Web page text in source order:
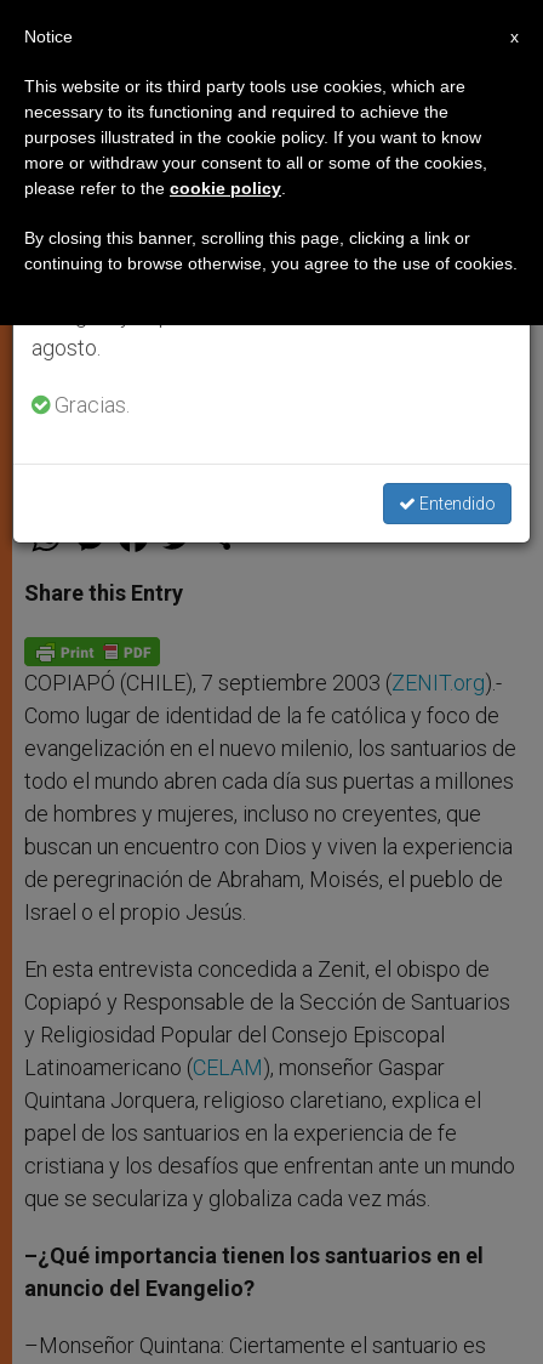
Los santuarios, centros de
evangelización en la era de las
nuevas tecnologías
Entrevista con el presidente de la
América
ZENIT STAFF
IGLESIA
h
t
s
p
p
e
s
e
g
e
r
a
e
b
o
k
w h
Share this Entry
COPIAPÓ (CHILE), 7 septiembre 2003 (ZENIT.org).-
Como lugar de identidad de la fe católica y foco de
evangelización en el nuevo milenio, los santuarios de
todo el mundo abren cada día sus puertas a millones
de hombres y mujeres, incluso no creyentes, que
buscan un encuentro con Dios y viven la experiencia
de peregrinación de Abraham, Moisés, el pueblo de
Israel o el propio Jesús.
En esta entrevista concedida a Zenit, el obispo de
Copiapó y Responsable de la Sección de Santuarios
y Religiosidad Popular del Consejo Episcopal
Latinoamericano (CELAM), monseñor Gaspar
Quintana Jorquera, religioso claretiano, explica el
papel de los santuarios en la experiencia de fe
cristiana y los desafíos que enfrentan ante un mundo
que se seculariza y globaliza cada vez más.
–¿Qué importancia tienen los santuarios en el
anuncio del Evangelio?
–Monseñor Quintana: Ciertamente el santuario es
×
Aviso importante
Del 27 de julio al 7 de agosto haremos la pausa
anual, aprovechando que en el periodo de verano
se generan menos informaciones y también el
agosto.
Gracias.
Entendido
x
Notice
This website or its third party tools use cookies, which are
necessary to its functioning and required to achieve the
purposes illustrated in the cookie policy. If you want to know
more or withdraw your consent to all or some of the cookies,
please refer to the cookie policy
By closing this banner, scrolling this page, clicking a link or
continuing to browse otherwise, you agree to the use of cookies.